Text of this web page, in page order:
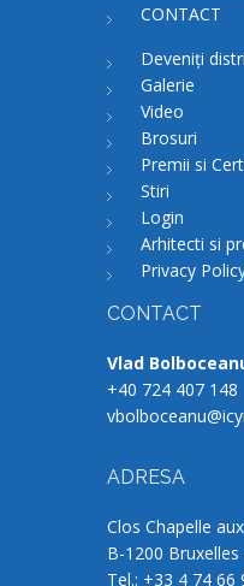
CONTACT
Deveniți
Galerie
Video
Brosuri
Premii si
Stiri
Login
Arhitecti si
Privacy
CONTACT
Vlad
+40 724 407 148
ADRESA
Clos Chapelle
B-1200 Bruxelles
Tel.: +33 4 74 66